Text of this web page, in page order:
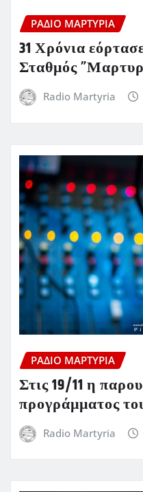
ΡΆΔΙΟ ΜΑΡΤΥΡΊΑ
31 Χρόνια
Σταθμός
Radio Martyria
ΡΆΔΙΟ ΜΑΡΤΥΡΊΑ
Στις 19/11 η
προγράμματος
Radio Martyria